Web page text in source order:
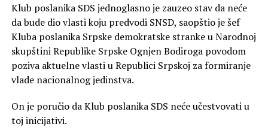
Klub poslanika SDS jednoglasno je zauzeo stav da neće
da bude dio vlasti koju predvodi SNSD, saopštio je šef
Kluba poslanika Srpske demokratske stranke u Narodnoj
skupštini Republike Srpske Ognjen Bodiroga povodom
poziva aktuelne vlasti u Republici Srpskoj za formiranje
vlade nacionalnog jedinstva.
On je poručio da Klub poslanika SDS neće učestvovati u
toj inicijativi.